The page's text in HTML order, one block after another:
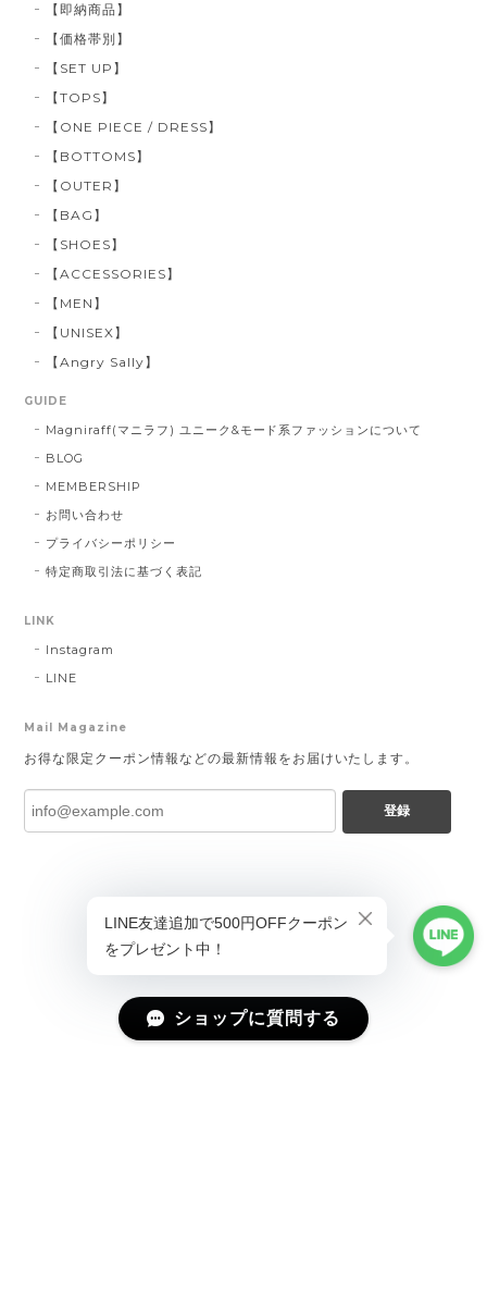
【即納商品】
【価格帯別】
【SET UP】
【TOPS】
【ONE PIECE / DRESS】
【BOTTOMS】
【OUTER】
【BAG】
【SHOES】
【ACCESSORIES】
【MEN】
【UNISEX】
【Angry Sally】
GUIDE
Magniraff(マニラフ) ユニーク&モード系ファッションについて
BLOG
MEMBERSHIP
お問い合わせ
プライバシーポリシー
特定商取引法に基づく表記
LINK
Instagram
LINE
Mail Magazine
お得な限定クーポン情報などの最新情報をお届けいたします。
登録
ショップに質問する